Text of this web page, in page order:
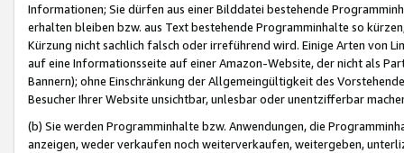
Informationen; Sie dürfen aus einer Bilddatei bestehende
erhalten bleiben bzw. aus Text bestehende Programminhalte so
Kürzung nicht sachlich falsch oder irreführend wird. Einige Arten von
auf eine Informationsseite auf einer Amazon-Website, der nicht als
Bannern); ohne Einschränkung der Allgemeingültigkeit des
Besucher Ihrer Website unsichtbar, unlesbar oder unentzifferbar
(b) Sie werden Programminhalte bzw. Anwendungen, die
anzeigen, weder verkaufen noch weiterverkaufen, weitergeben,